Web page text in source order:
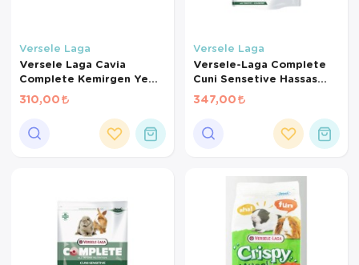
Versele Laga
Versele Laga Cavia
Complete Kemirgen Yemi
500 Gr
310,00
Versele Laga
Versele-Laga Complete
Cuni Sensetive Hassas
Tavşanlar İçin Pelet Yem
500 Gr
347,00